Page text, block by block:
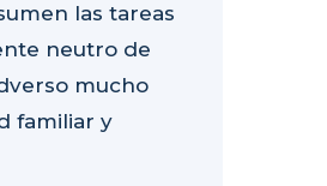
las tareas
neutro de
mucho
familiar y